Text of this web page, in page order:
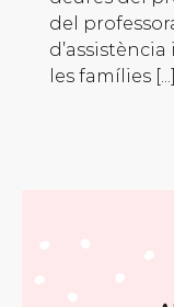
del
les famílies [...]